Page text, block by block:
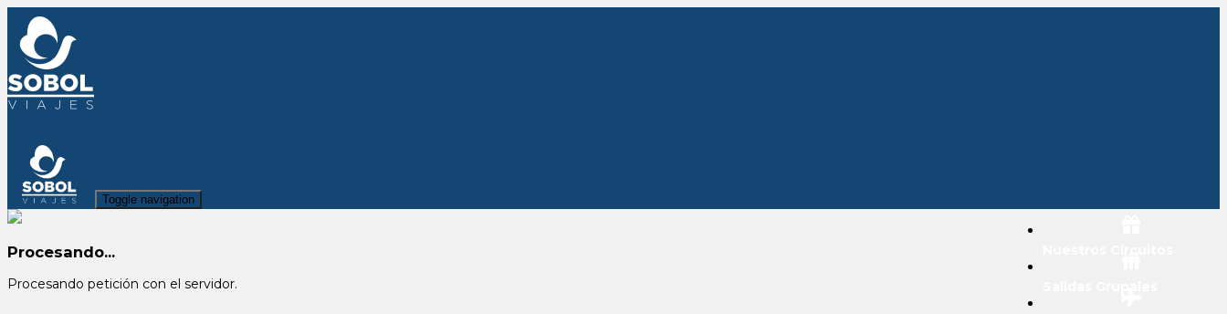
Toggle navigation
Procesando...
Procesando petición con el servidor.